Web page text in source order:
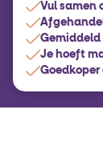
Vul samen
Je hoeft